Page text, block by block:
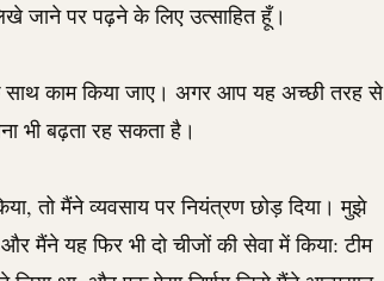
जाने पर पढ़ने के लिए उत्साहित हूँ।
साथ काम किया जाए। अगर आप यह अच्छी तरह से
भी बढ़ता रह सकता है।
तो मैंने व्यवसाय पर नियंत्रण छोड़ दिया। मुझे
मैंने यह फिर भी दो चीजों की सेवा में किया: टीम